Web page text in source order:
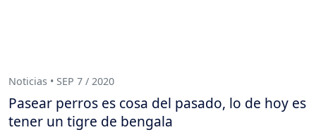
Noticias • SEP 7 / 2020
Pasear perros es cosa del pasado, lo de hoy es
tener un tigre de bengala